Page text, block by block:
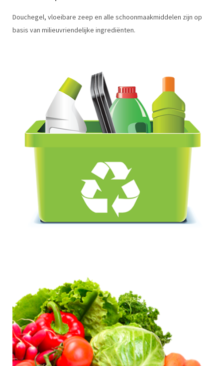
Douchegel, vloeibare zeep en alle schoonmaakmiddelen zijn op
basis van milieuvriendelijke ingrediënten.